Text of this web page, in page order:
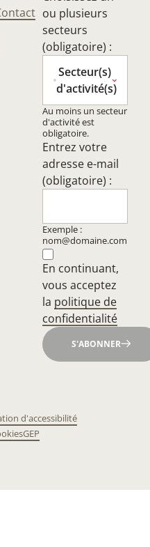
ou plusieurs
secteurs
(obligatoire) :
Secteur(s)
d'activité(s)
Au moins un secteur
d'activité est
obligatoire.
Entrez votre
adresse e-mail
(obligatoire) :
Exemple :
nom@domaine.com
En continuant,
vous acceptez
la politique de
confidentialité
S'ABONNER
d'accessibilité
GEP